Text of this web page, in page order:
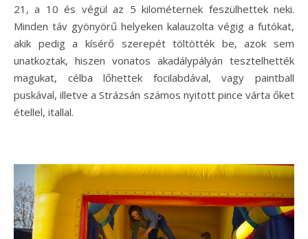
21, a 10 és végül az 5 kilométernek feszülhettek neki.
Minden táv gyönyörű helyeken kalauzolta végig a futókat,
akik pedig a kísérő szerepét töltötték be, azok sem
unatkoztak, hiszen vonatos akadálypályán tesztelhették
magukat, célba lőhettek focilabdával, vagy paintball
puskával, illetve a Strázsán számos nyitott pince várta őket
étellel, itallal.